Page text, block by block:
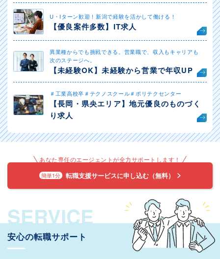
U・Iターン歓迎！新潟で経験を活かして働ける！
【優良案件多数】IT求人
異業種からでも挑戦できる。営業職で、収入もキャリアも
次のステージへ。
【未経験OK】未経験から営業で年収UP
＃工業高校卒＃テクノスクール＃ポリテクセンター
【長岡・県央エリア】地元優良のものづく
り求人
あなた専任のエージェントが全力サポートします！
簡単1分 転職支援サービスに申し込む（無料）
SERVICE
安心の転職サポート